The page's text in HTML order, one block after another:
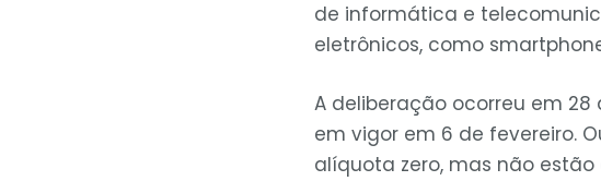
de informática e
eletrônicos, como
A deliberação ocorreu em
em vigor em 6 de fevereiro.
alíquota zero, mas não